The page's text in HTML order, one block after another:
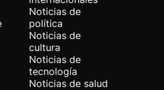
Noticias de
política
Noticias de
cultura
Noticias de
tecnología
Noticias de salud